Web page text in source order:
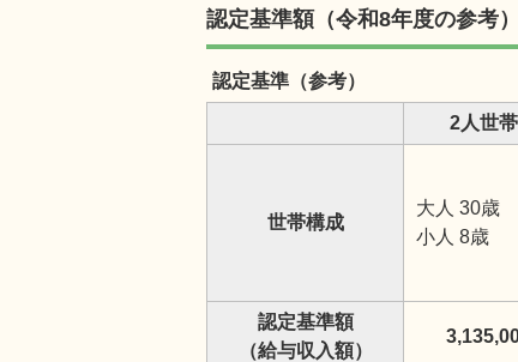
認定基準額（令和8年度の参考）
認定基準（参考）
2人世帯
世帯構成
大人 30歳
小人 8歳
認定基準額
（給与収入額）